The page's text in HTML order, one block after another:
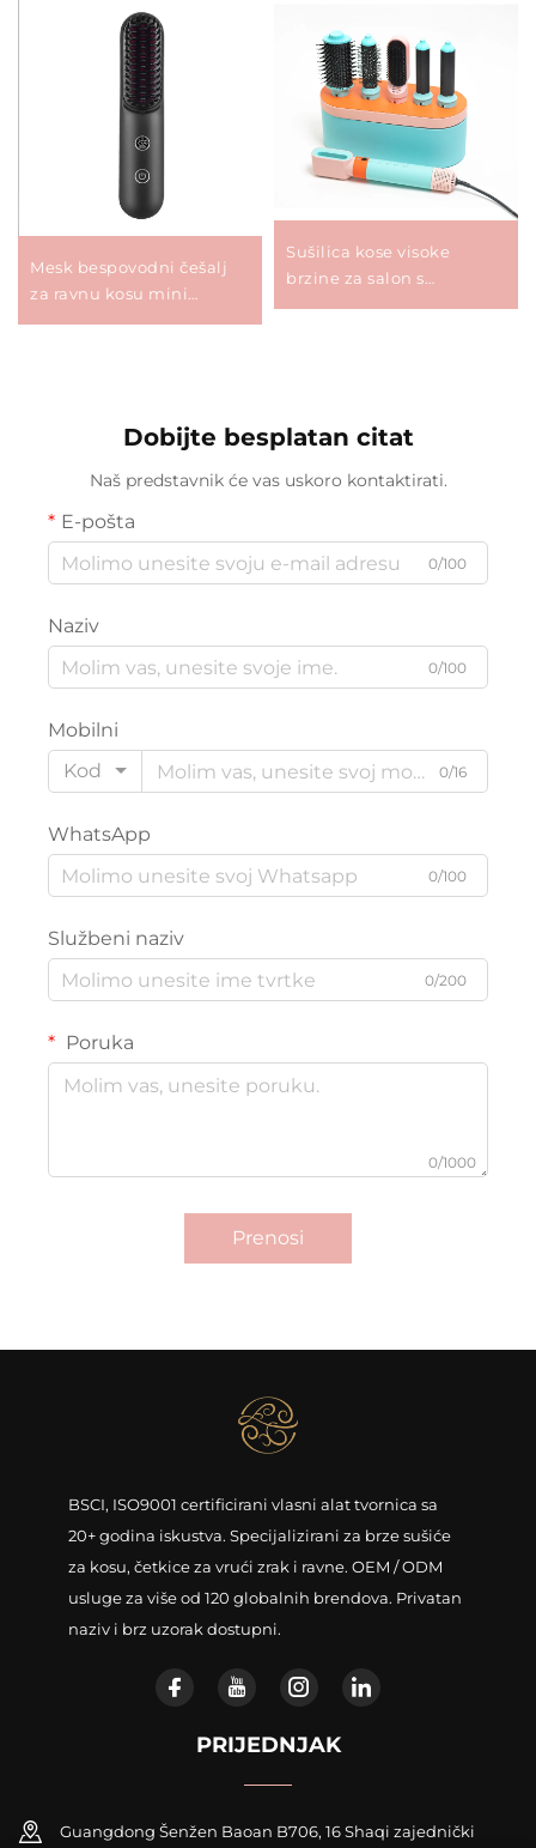
Mesk bespovodni češalj
za ravnu kosu mini
prijenosni ravni valjak
Sušilica kose visoke
brzine za salon s
Dobijte besplatan citat
Naš predstavnik će vas uskoro kontaktirati.
E-pošta
0/100
Naziv
0/100
Mobilni
Kod
0/16
WhatsApp
0/100
Službeni naziv
0/200
Poruka
0/1000
Prenosi
BSCI, ISO9001 certificirani vlasni alat tvornica sa
20+ godina iskustva. Specijalizirani za brze sušiće
za kosu, četkice za vrući zrak i ravne. OEM / ODM
usluge za više od 120 globalnih brendova. Privatan
naziv i brz uzorak dostupni.
PRIJEDNJAK
Guangdong Šenžen Baoan B706, 16 Shaqi zajednički